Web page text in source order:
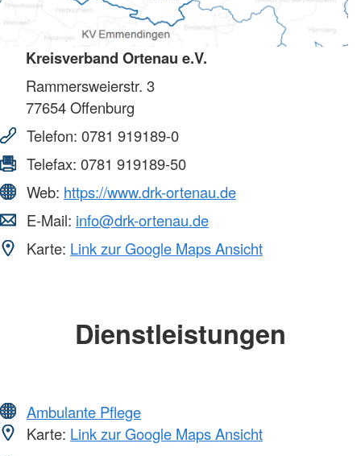
Kreisverband Ortenau e.V.
Rammersweierstr. 3
77654Offenburg
Telefon: 0781 919189-0
Telefax: 0781 919189-50
Web: https://www.drk-ortenau.de
E-Mail: info@drk-ortenau.de
Karte: Link zur Google Maps Ansicht
Dienstleistungen
Ambulante Pflege
Karte: Link zur Google Maps Ansicht